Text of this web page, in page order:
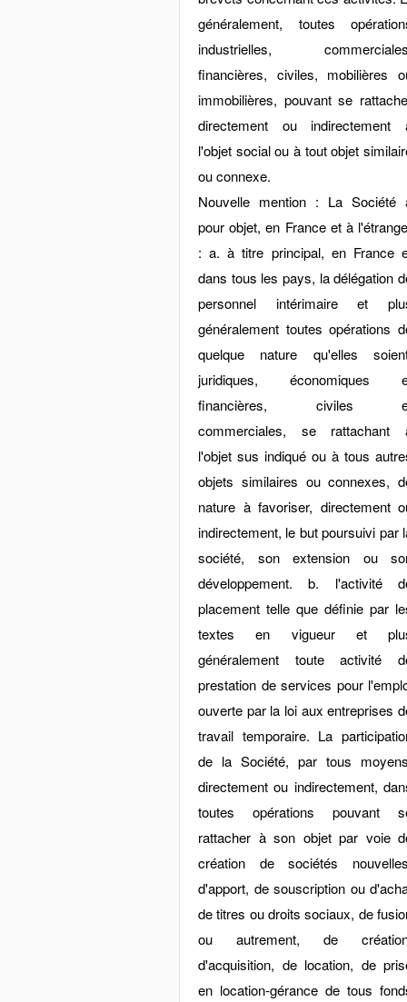
généralement, toutes
industrielles,
financières, civiles, mobilières
immobilières, pouvant se
directement ou indirectement
l'objet social ou à tout objet
ou connexe.
Nouvelle mention : La Société
pour objet, en France et à
: a. à titre principal, en France
dans tous les pays, la délégation
personnel intérimaire et
généralement toutes opérations
quelque nature qu'elles
juridiques, économiques
financières, civiles
commerciales, se rattachant
l'objet sus indiqué ou à tous
objets similaires ou connexes,
nature à favoriser, directement
indirectement, le but poursuivi par
société, son extension ou
développement. b. l'activité
placement telle que définie par
textes en vigueur et
généralement toute activité
prestation de services pour
ouverte par la loi aux entreprises
travail temporaire. La
de la Société, par tous
directement ou indirectement,
toutes opérations pouvant
rattacher à son objet par voie
création de sociétés
d'apport, de souscription ou
de titres ou droits sociaux, de
ou autrement, de
d'acquisition, de location, de
en location-gérance de tous